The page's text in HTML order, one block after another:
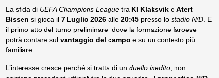
La sfida di UEFA Champions League tra KI Klaksvik e Atert
Bissen si gioca il 7 Luglio 2026 alle 20:45 presso lo stadio N/D. È
il primo atto del turno preliminare, dove la formazione faroese
potrà contare sul vantaggio del campo e su un contesto più
familiare.
L’interesse cresce perché si tratta di un duello inedito; non